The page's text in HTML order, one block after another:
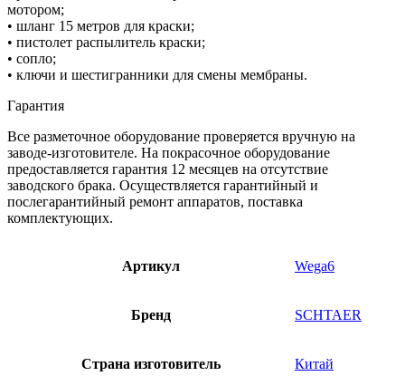
мотором;
• шланг 15 метров для краски;
• пистолет распылитель краски;
• сопло;
• ключи и шестигранники для смены мембраны.
Гарантия
Все разметочное оборудование проверяется вручную на
заводе-изготовителе. На покрасочное оборудование
предоставляется гарантия 12 месяцев на отсутствие
заводского брака. Осуществляется гарантийный и
послегарантийный ремонт аппаратов, поставка
комплектующих.
Артикул Wega6
Бренд SCHTAER
Страна изготовитель Китай